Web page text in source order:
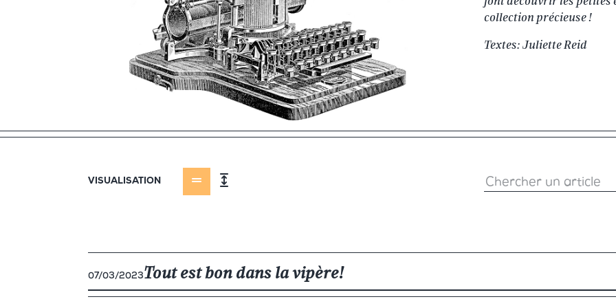
collection précieuse !
Textes: Juliette Reid
VISUALISATION
07/03/2023Tout est bon dans la vipère!